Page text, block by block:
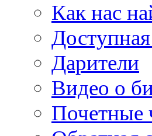
Как нас
Дарители
Видео о
Почетные